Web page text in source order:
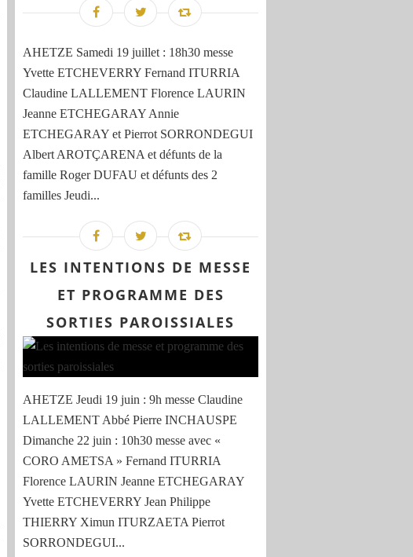
AHETZE Samedi 19 juillet : 18h30 messe
Yvette ETCHEVERRY Fernand ITURRIA
Claudine LALLEMENT Florence LAURIN
Jeanne ETCHEGARAY Annie
ETCHEGARAY et Pierrot SORRONDEGUI
Albert AROTÇARENA et défunts de la
famille Roger DUFAU et défunts des 2
familles Jeudi...
LES INTENTIONS DE MESSE
ET PROGRAMME DES
SORTIES PAROISSIALES
AHETZE Jeudi 19 juin : 9h messe Claudine
LALLEMENT Abbé Pierre INCHAUSPE
Dimanche 22 juin : 10h30 messe avec «
CORO AMETSA » Fernand ITURRIA
Florence LAURIN Jeanne ETCHEGARAY
Yvette ETCHEVERRY Jean Philippe
THIERRY Ximun ITURZAETA Pierrot
SORRONDEGUI...